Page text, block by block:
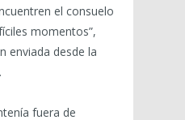
el consuelo
momentos”,
enviada desde la
fuera de